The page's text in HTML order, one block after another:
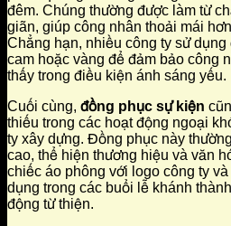
đêm. Chúng thường được làm từ
giãn, giúp công nhân thoải mái
Chẳng hạn, nhiều công ty sử
cam hoặc vàng để đảm bảo công
thấy trong điều kiện ánh sáng yếu.
Cuối cùng, đồng phục sự kiện
thiếu trong các hoạt động ngoại
ty xây dựng. Đồng phục này
cao, thể hiện thương hiệu và văn
chiếc áo phông với logo công ty
dụng trong các buổi lễ khánh
động từ thiện.